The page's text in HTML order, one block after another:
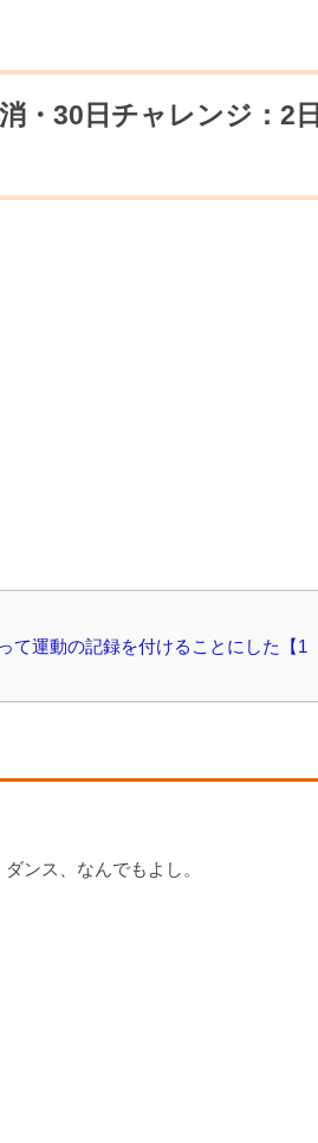
・30日チャレンジ：2日
て運動の記録を付けることにした【1
ンス、なんでもよし。